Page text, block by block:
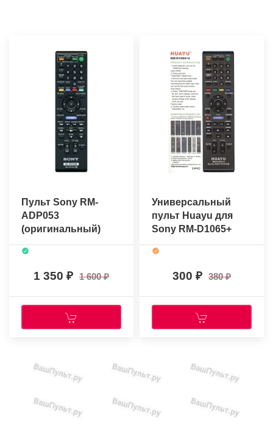
Пульт Sony RM-
ADP053
(оригинальный)
1 350 1 600
Универсальный
пульт Huayu для
Sony RM-D1065+
300 380